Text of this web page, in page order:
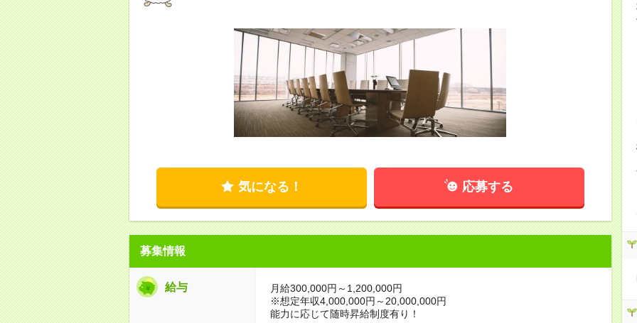
気になる！ 応募する
募集情報
給与
月給300,000円～1,200,000円
※想定年収4,000,000円～20,000,000円
能力に応じて随時昇給制度有り！